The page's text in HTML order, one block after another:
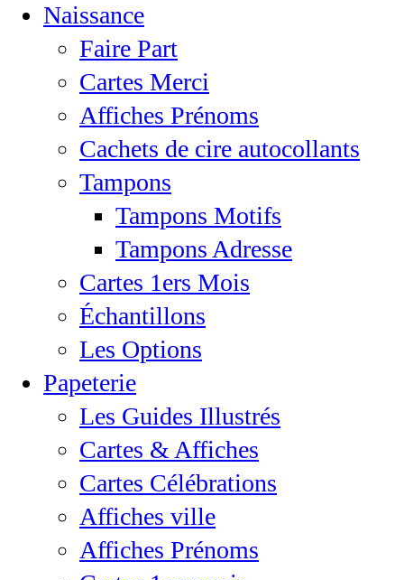
Naissance
Faire Part
Cartes Merci
Affiches Prénoms
Cachets de cire autocollants
Tampons
Tampons Motifs
Tampons Adresse
Cartes 1ers Mois
Échantillons
Les Options
Papeterie
Les Guides Illustrés
Cartes & Affiches
Cartes Célébrations
Affiches ville
Affiches Prénoms